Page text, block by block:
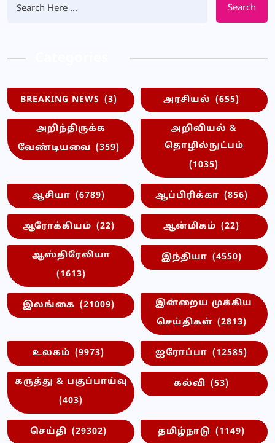
Search
BREAKING NEWS (3) அரசியல் (655)
அறிந்திருக்க
வேண்டியவை (359)
அறிவியல் &
தொழில்நுட்பம்
(1035)
ஆசியா (6789) ஆப்பிரிக்கா (856)
ஆரோக்கியம் (22) ஆன்மிகம் (22)
ஆஸ்திரேலியா
(1613)
இந்தியா (4550)
இலங்கை (21009)
இன்றைய முக்கிய
செய்திகள் (2813)
உலகம் (9973) ஐரோப்பா (12585)
கருத்து & பகுப்பாய்வு
(403)
கல்வி (53)
செய்தி (29302) தமிழ்நாடு (1149)